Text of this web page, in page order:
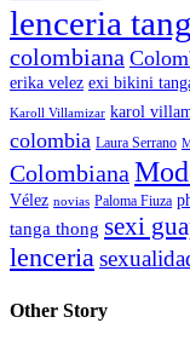
lenceria
colombiana
erika velez exi bikini
Karoll Villamizar karol
colombia Laura Serrano
Colombiana
Vélez novias Paloma Fiuza
tanga thong sexi
lenceria
Other Story